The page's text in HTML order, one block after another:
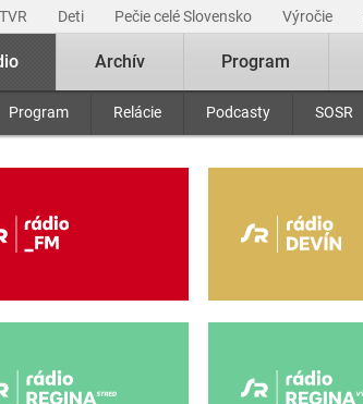
Deti Pečie celé Slovensko Výročie
Program Relácie Podcasty SOSR
Archív Program